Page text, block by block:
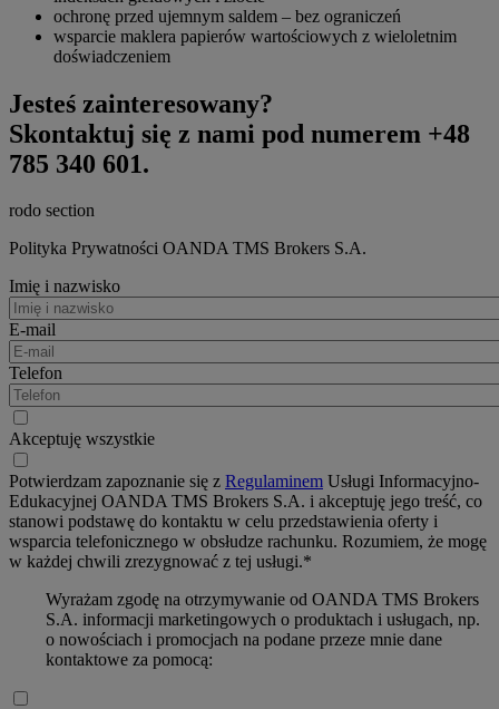
ochronę przed ujemnym saldem – bez ograniczeń
wsparcie maklera papierów wartościowych z wieloletnim
doświadczeniem
Jesteś zainteresowany?
Skontaktuj się z nami pod numerem +48
785 340 601.
rodo section
Polityka Prywatności OANDA TMS Brokers S.A.
Imię i nazwisko
E-mail
Telefon
Akceptuję wszystkie
Potwierdzam zapoznanie się z Regulaminem Usługi Informacyjno-
Edukacyjnej OANDA TMS Brokers S.A. i akceptuję jego treść, co
stanowi podstawę do kontaktu w celu przedstawienia oferty i
wsparcia telefonicznego w obsłudze rachunku. Rozumiem, że mogę
w każdej chwili zrezygnować z tej usługi.*
Wyrażam zgodę na otrzymywanie od OANDA TMS Brokers
S.A. informacji marketingowych o produktach i usługach, np.
o nowościach i promocjach na podane przeze mnie dane
kontaktowe za pomocą: